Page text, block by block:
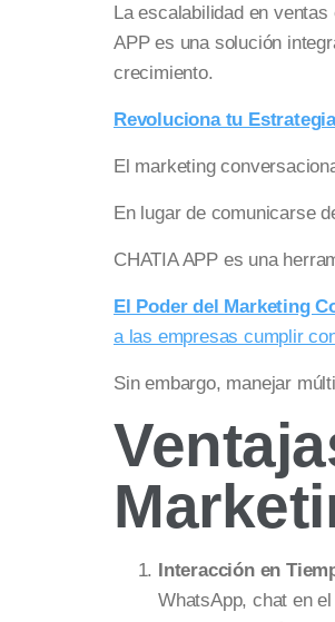
La escalabilidad en
APP es una solución
crecimiento.
Revoluciona tu
El marketing
En lugar de comunicarse
CHATIA APP es una
El Poder del Marketing
a las empresas cumplir
Sin embargo, manejar
Interacción en
WhatsApp, chat en